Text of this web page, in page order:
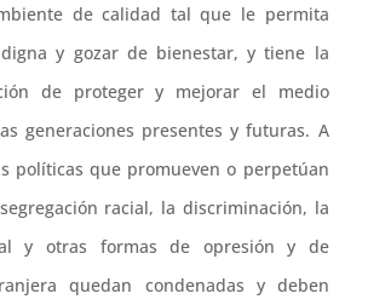
de calidad tal que le permita
y gozar de bienestar, y tiene la
de proteger y mejorar el medio
generaciones presentes y futuras. A
políticas que promueven o perpetúan
racial, la discriminación, la
y otras formas de opresión y de
quedan condenadas y deben